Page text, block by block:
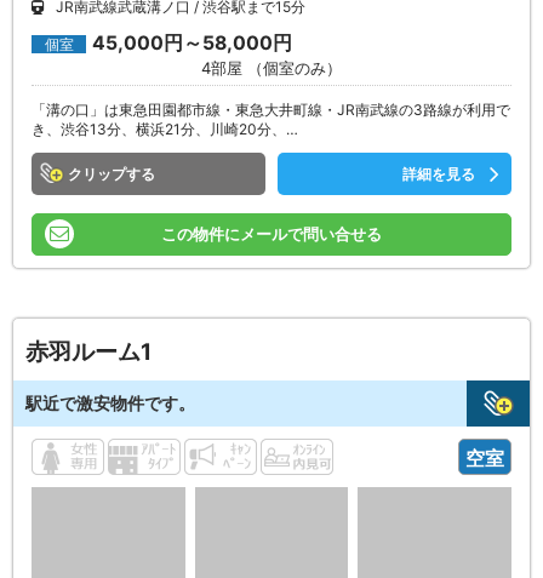
JR南武線武蔵溝ノ口
渋谷駅まで15分
個室 45,000円～58,000円
4部屋 （個室のみ）
「溝の口」は東急田園都市線・東急大井町線・JR南武線の3路線が利用で
き、渋谷13分、横浜21分、川崎20分、…
クリップ 詳細を見る
この物件にメールで問い合せる
赤羽ルーム1
駅近で激安物件です。
空室